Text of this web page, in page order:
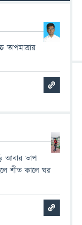
আবার তাপ
শীত কালে ঘর